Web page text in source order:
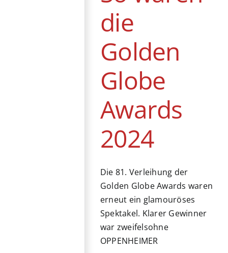
die
Golden
Globe
Awards
2024
Die 81. Verleihung der
Golden Globe Awards waren
erneut ein glamouröses
Spektakel. Klarer Gewinner
war zweifelsohne
OPPENHEIMER